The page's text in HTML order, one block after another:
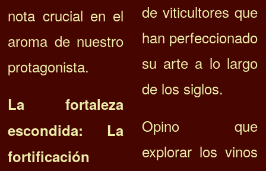
nota crucial en el
aroma de nuestro
protagonista.
La fortaleza
escondida: La
fortificación
de viticultores que
han perfeccionado
su arte a lo largo
de los siglos.
Opino que
explorar los vinos